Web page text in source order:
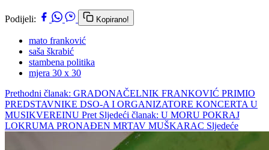
Podijeli: Kopirano!
mato franković
saša škrabić
stambena politika
mjera 30 x 30
Prethodni članak: GRADONAČELNIK FRANKOVIĆ PRIMIO
PREDSTAVNIKE DSO-A I ORGANIZATORE KONCERTA U
MUSIKVEREINU Pret Sljedeći članak: U MORU POKRAJ
LOKRUMA PRONAĐEN MRTAV MUŠKARAC Sljedeće